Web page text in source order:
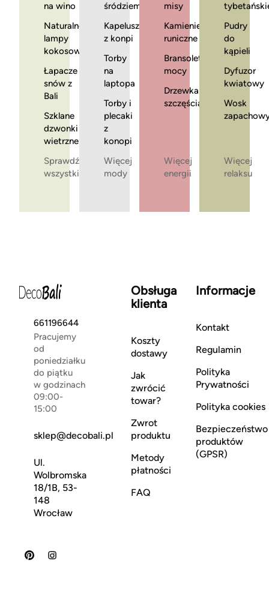
na wino
Naturalne
lampy
kokosowe
Łapacze
snów z
Bali
Szklane
dzwonki
wietrzne
Sprawdź
wszystkie
śródziemnomorska
Kapelusze
z konpi
Torby
na
laptopa
Torby i
plecaki
z
konopi
Więcej
mody
misy
Kamienie
runiczne
Bransoletki
mocy
Drzewka
szczęścia
Więcej
energii
Pudry
do
kąpieli
Dyfuzor
kwiatowy
Wosk
Więcej
relaksu
661196644
Pracujemy
od
poniedziałku
do piątku
w godzinach
09:00-
15:00
sklep@decobali.pl
Ul.
Wolbromska
18/1B, 53-
148
Wrocław
Obsługa
klienta
Koszty
dostawy
Jak
zwrócić
towar?
Zwrot
produktu
Metody
płatności
FAQ
Informacje
Kontakt
Regulamin
Polityka
Prywatności
Polityka cookies
Bezpieczeństwo
produktów
(GPSR)